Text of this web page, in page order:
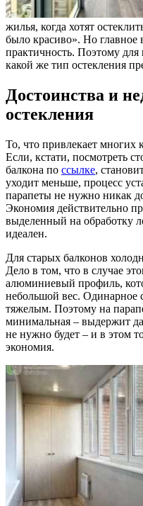
жилья, когда хотят
было красиво». Но главное
практичность. Поэтому для
какой же тип остекления
Достоинства и
остекления
То, что привлекает многих
Если, кстати, посмотреть
балкона по ссылке,
уходит меньше, процесс
парапеты не нужно никак
Экономия действительно
выделенный на обработку
идеален.
Для старых балконов
Дело в том, что в случае
алюминиевый профиль,
небольшой вес. Одинарное
тяжелым. Поэтому на
минимальная – выдержит
не нужно будет – и в этом
экономия.